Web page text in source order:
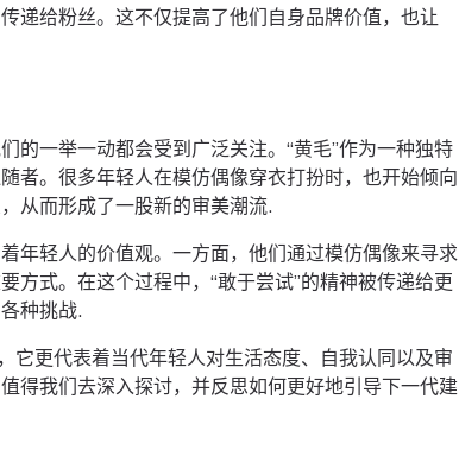
递给粉丝。这不仅提高了他们自身品牌价值，也让
的一举一动都会受到广泛关注。“黄毛”作为一种独特
者。很多年轻人在模仿偶像穿衣打扮时，也开始倾向
从而形成了一股新的审美潮流.
年轻人的价值观。一方面，他们通过模仿偶像来寻求
方式。在这个过程中，“敢于尝试”的精神被传递给更
种挑战.
它更代表着当代年轻人对生活态度、自我认同以及审
得我们去深入探讨，并反思如何更好地引导下一代建